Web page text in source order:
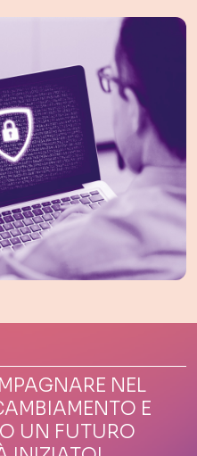
NEL
E
UN FUTURO